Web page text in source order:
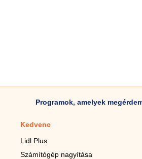
Programok, amelyek
Kedvenc
Lidl Plus
Számítógép nagyítása